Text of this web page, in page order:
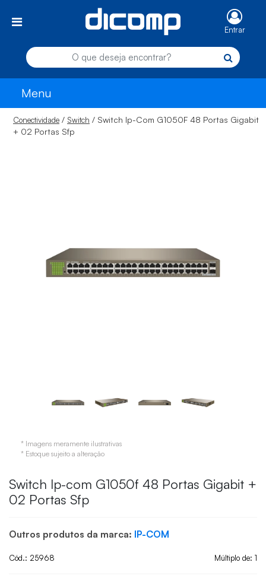
Entrar
Menu
Conectividade / Switch / Switch Ip-Com G1050F 48 Portas Gigabit
+ 02 Portas Sfp
* Imagens meramente ilustrativas
* Estoque sujeito a alteração
Switch Ip-com G1050f 48 Portas Gigabit +
02 Portas Sfp
Outros produtos da marca: IP-COM
Cód.: 25968 Múltiplo de: 1